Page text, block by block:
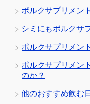
ポルクサプリメン
シミにもポルクサ
ポルクサプリメン
ポルクサプリメン
のか？
他のおすすめ飲む